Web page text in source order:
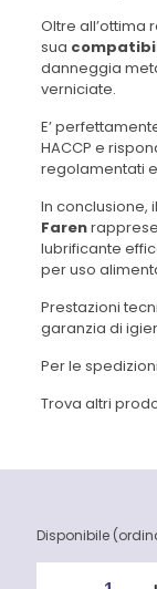
Oltre all’ottima
sua
danneggia
verniciate.
E’
HACCP e
regolamentati
In conclusione, il
Faren
lubrificante
per uso
Prestazioni
garanzia di
Per le
Trova altri
Disponibile